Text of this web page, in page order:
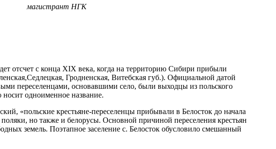
магистрант НГК
отсчет с конца XIX века, когда на территорию Сибири прибыли
Гродненская, Витебская губ.). Официальной датой
переселенцами, основавшими село, были выходцы из польского
одноименное название.
«польские крестьяне-переселенцы прибывали в Белосток до начала
но также и белорусы. Основной причиной переселения крестьян
земель. Поэтапное заселение с. Белосток обусловило смешанный